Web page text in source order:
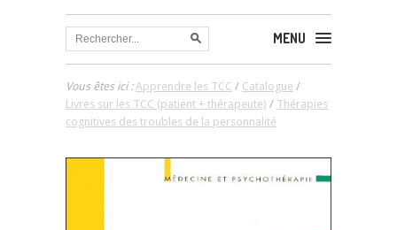
MENU
Vous êtes ici :Apprendre les TCC / Catalogue /
Livres sur les TCC (patient + thérapeute) / Thérapies
cognitives des troubles de la personnalité